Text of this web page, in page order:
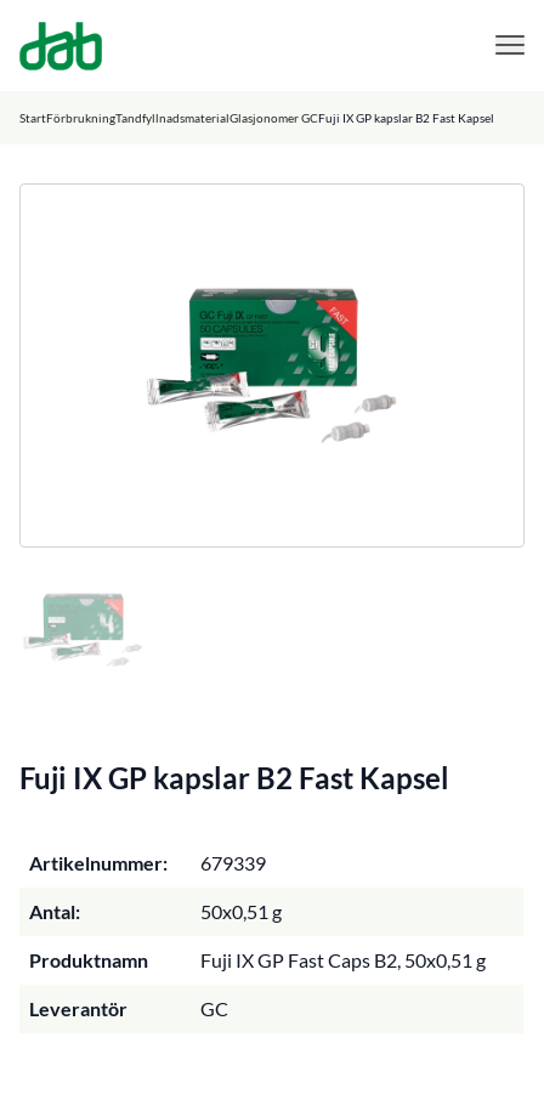
DAB Dental
StartFörbrukningTandfyllnadsmaterialGlasjonomer GCFuji IX GP kapslar B2 Fast Kapsel
Fuji IX GP kapslar B2 Fast Kapsel
Artikelnummer: 679339
Antal: 50x0,51 g
Produktnamn Fuji IX GP Fast Caps B2, 50x0,51 g
Leverantör GC